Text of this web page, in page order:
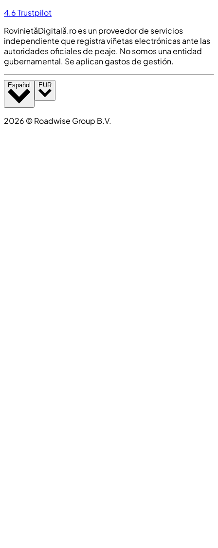
4.6Trustpilot
RovinietăDigitală.ro es un proveedor de servicios
independiente que registra viñetas electrónicas ante las
autoridades oficiales de peaje. No somos una entidad
gubernamental. Se aplican gastos de gestión.
Español EUR
2026 ©Roadwise Group B.V.